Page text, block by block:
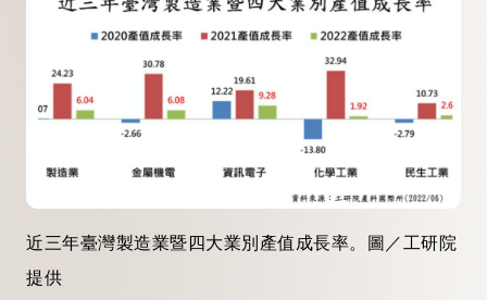
近三年臺灣製造業暨四大業別產值成長率。圖／工研院
提供